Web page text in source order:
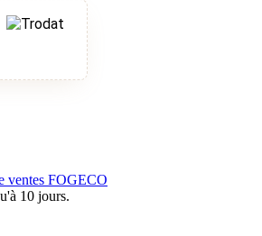
ventes FOGECO
10 jours.